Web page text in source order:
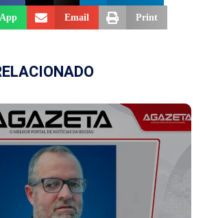
Email Print